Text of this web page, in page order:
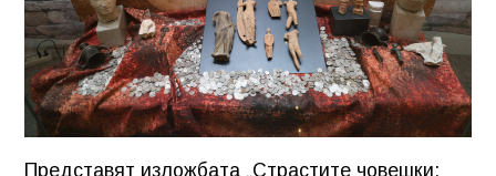
Представят изложбата „Страстите човешки: